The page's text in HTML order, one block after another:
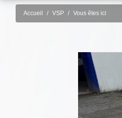
Accueil VSP Vous êtes ici